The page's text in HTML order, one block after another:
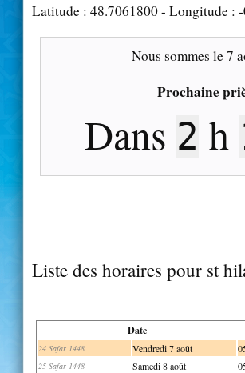
Latitude : 48.7061800- Longitude :
Nous sommes le7
Prochaine
Dans 2 h
Liste des horaires pour st
Date
24 Safar 1448 Vendredi 7 août
25 Safar 1448 Samedi 8 août